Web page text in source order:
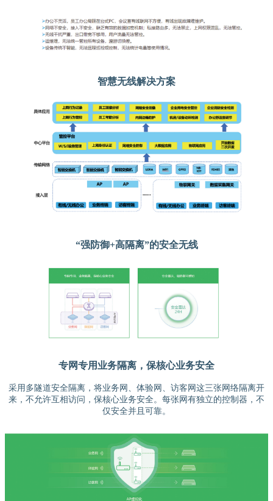
智慧无线解决方案
“强防御+高隔离”的安全无线
专网专用业务隔离，保核心业务安全
采用多隧道安全隔离，将业务网、体验网、访客网这三张网络隔离开
来，不允许互相访问，保核心业务安全。每张网有独立的控制器，不
仅安全并且可靠。